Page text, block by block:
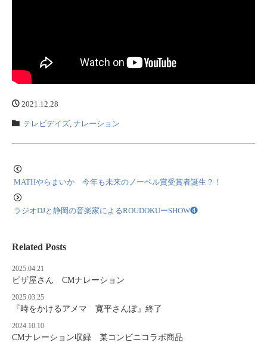
2021.12.28
テレビデイズ ナレーション
MATHやらまいか 今年も未来のノーベル賞受賞者誕生？！
ラジオDJと静岡の音楽家によるROUDOKUーSHOW❹
Related Posts
2025.04.21
ピザ屋さん CMナレーション
2025.03.25
『時をかけるアメマ 寛平さんぽ』終了
2024.10.10
CMナレーション収録 某コンビニコラボ商品